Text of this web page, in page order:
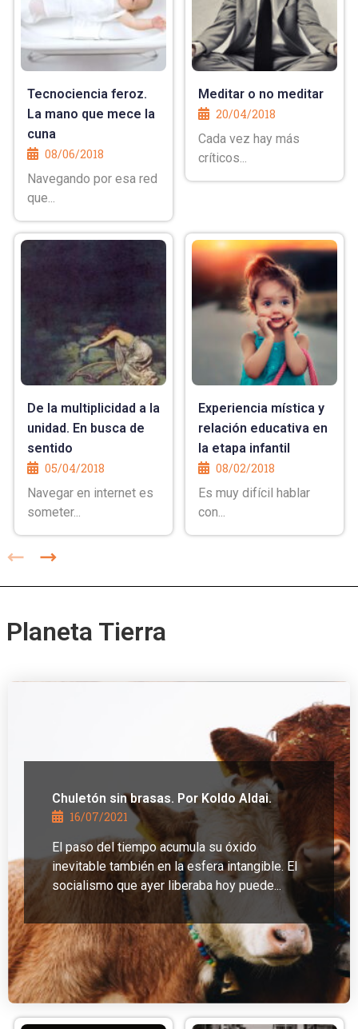
Tecnociencia feroz.
La mano que mece la
cuna
08/06/2018
Navegando por esa red
que...
Meditar o no meditar
20/04/2018
Cada vez hay más
críticos...
De la multiplicidad a la
unidad. En busca de
sentido
05/04/2018
Navegar en internet es
someter...
Experiencia mística y
relación educativa en
la etapa infantil
08/02/2018
Es muy difícil hablar
con...
Planeta Tierra
Chuletón sin brasas. Por Koldo Aldai.
16/07/2021
El paso del tiempo acumula su óxido
inevitable también en la esfera intangible. El
socialismo que ayer liberaba hoy puede...